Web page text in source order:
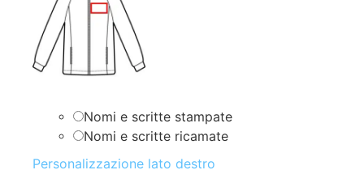
Nomi e scritte stampate
Nomi e scritte ricamate
Personalizzazione lato destro